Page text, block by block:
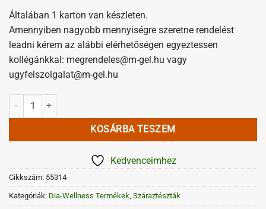
Általában 1 karton van készleten.
Amennyiben nagyobb mennyiségre szeretne rendelést
leadni kérem az alábbi elérhetőségen egyeztessen
kollégánkkal: megrendeles@m-gel.hu vagy
ugyfelszolgalat@m-gel.hu
Dia-Wellness Orsó tészta 5 kg mennyiség
KOSÁRBA TESZEM
Kedvenceimhez
Cikkszám: 55314
Kategóriák: Dia-Wellness Termékek, Száraztészták